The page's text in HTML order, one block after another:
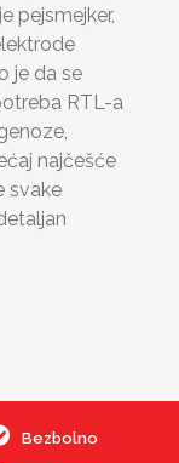
pejsmejker,
je da se
RTL-a
najčešće
svake
Bezbolno